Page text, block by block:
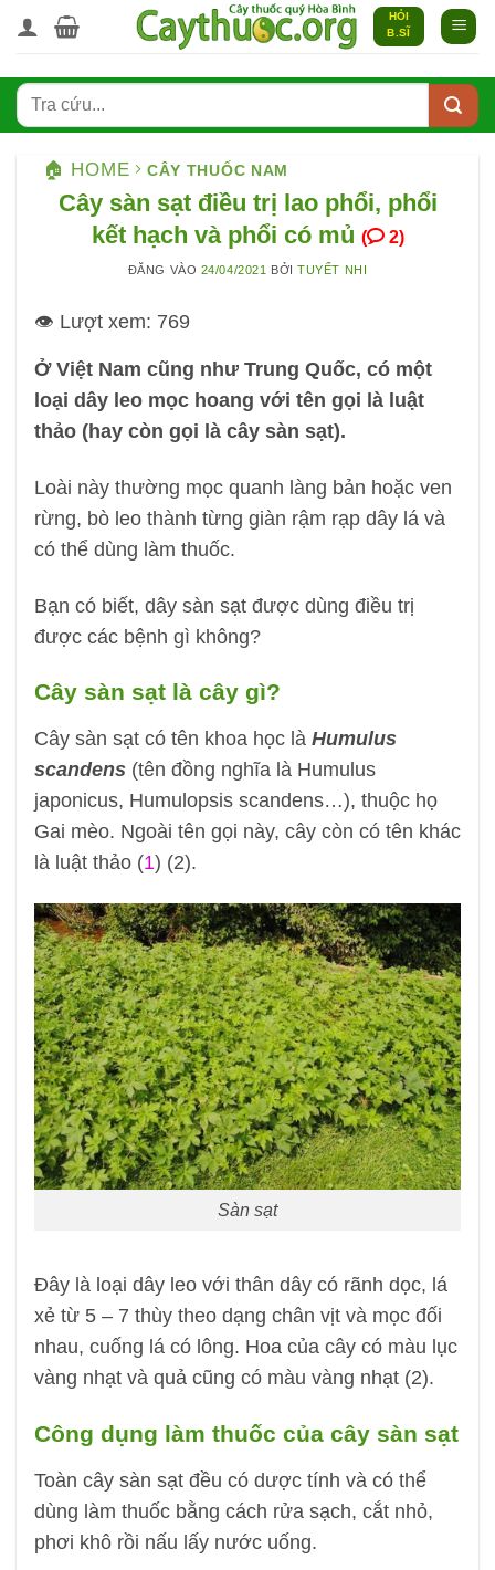
qua
dung
HỎI
B.SĨ
🏠 HOME CÂY THUỐC NAM
Cây sàn sạt điều trị lao phổi, phổi
kết hạch và phổi có mủ ( 2)
ĐĂNG VÀO 24/04/2021 BỞITUYẾT NHI
👁️ Lượt xem: 769
Ở Việt Nam cũng như Trung Quốc, có một
loại dây leo mọc hoang với tên gọi là luật
thảo (hay còn gọi là cây sàn sạt).
Loài này thường mọc quanh làng bản hoặc ven
rừng, bò leo thành từng giàn rậm rạp dây lá và
có thể dùng làm thuốc.
Bạn có biết, dây sàn sạt được dùng điều trị
được các bệnh gì không?
Cây sàn sạt là cây gì?
Cây sàn sạt có tên khoa học là Humulus
scandens(tên đồng nghĩa là Humulus
japonicus, Humulopsis scandens…), thuộc họ
Gai mèo. Ngoài tên gọi này, cây còn có tên khác
là luật thảo (1) (2).
Sàn sạt
Đây là loại dây leo với thân dây có rãnh dọc, lá
xẻ từ 5 – 7 thùy theo dạng chân vịt và mọc đối
nhau, cuống lá có lông. Hoa của cây có màu lục
vàng nhạt và quả cũng có màu vàng nhạt (2).
Công dụng làm thuốc của cây sàn sạt
Toàn cây sàn sạt đều có dược tính và có thể
dùng làm thuốc bằng cách rửa sạch, cắt nhỏ,
phơi khô rồi nấu lấy nước uống.